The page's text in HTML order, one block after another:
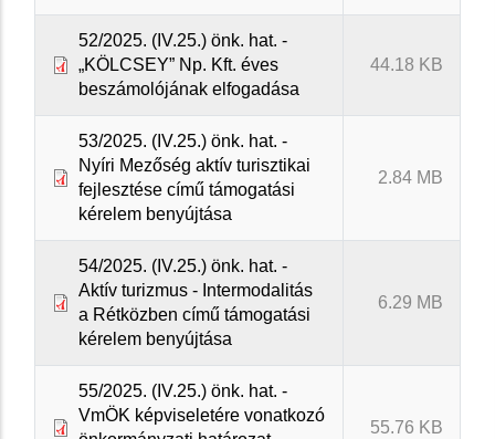
52/2025. (IV.25.) önk. hat. -
„KÖLCSEY” Np. Kft. éves
beszámolójának elfogadása
44.18 KB
53/2025. (IV.25.) önk. hat. -
Nyíri Mezőség aktív turisztikai
fejlesztése című támogatási
kérelem benyújtása
2.84 MB
54/2025. (IV.25.) önk. hat. -
Aktív turizmus - Intermodalitás
a Rétközben című támogatási
kérelem benyújtása
6.29 MB
55/2025. (IV.25.) önk. hat. -
VmÖK képviseletére vonatkozó
55.76 KB